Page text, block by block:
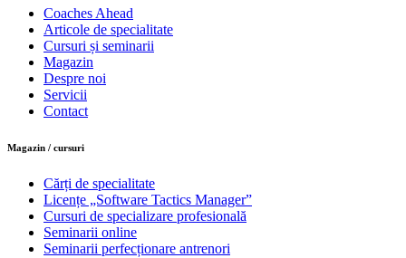
Coaches Ahead
Articole de specialitate
Cursuri și seminarii
Magazin
Despre noi
Servicii
Contact
Magazin / cursuri
Cărți de specialitate
Licențe „Software Tactics Manager”
Cursuri de specializare profesională
Seminarii online
Seminarii perfecționare antrenori